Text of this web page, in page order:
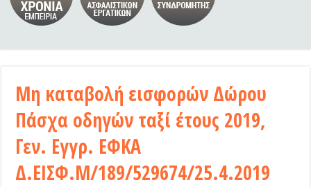
Μη καταβολή εισφορών Δώρου
Πάσχα οδηγών ταξί έτους 2019,
Γεν. Εγγρ. ΕΦΚΑ
Δ.ΕΙΣΦ.Μ/189/529674/25.4.2019